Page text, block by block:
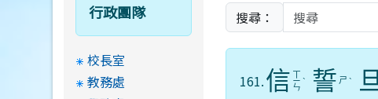
搜尋：
161.信 ㄒ
ㄧ
ㄣ
ˋ 誓 ㄕ ˋ 旦
行政團隊
校長室
教務處